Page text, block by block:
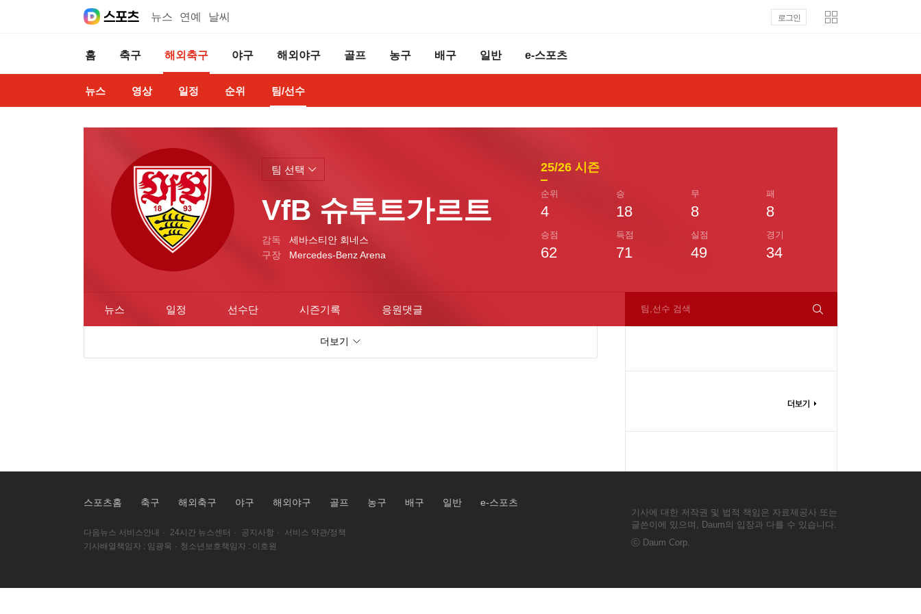
뉴스 연예 날씨 로그인
홈 축구 해외축구 야구 해외야구 골프 농구 배구 일반 e-스포츠
뉴스 영상 일정 순위 팀/선수
VfB 슈투트가르트
감독
세바스티안 회네스
구장
Mercedes-Benz Arena
25/26 시즌
순위
4
승
18
무
8
패
8
승점
62
득점
71
실점
49
경기
34
팀 선택
팀,선수 검색
뉴스 일정 선수단 시즌기록 응원댓글
더보기
스포츠홈 축구 해외축구 야구 해외야구 골프 농구 배구 일반 e-스포츠
다음뉴스 서비스안내 · 24시간 뉴스센터 · 공지사항 ·
서비스 약관/정책
기사배열책임자 : 임광욱 · 청소년보호책임자 : 이호원
기사에 대한 저작권 및 법적 책임은 자료제공사 또는
글쓴이에 있으며, Daum의 입장과 다를 수 있습니다.
ⓒ Daum Corp.